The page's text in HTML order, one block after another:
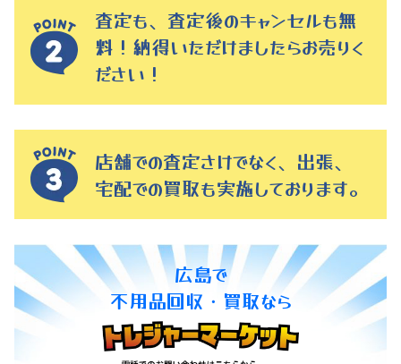
査定も、査定後のキャンセルも無
料！納得いただけましたらお売りく
ださい！
店舗での査定さけでなく、出張、
宅配での買取も実施しております。
広島で
不用品回収・買取なら